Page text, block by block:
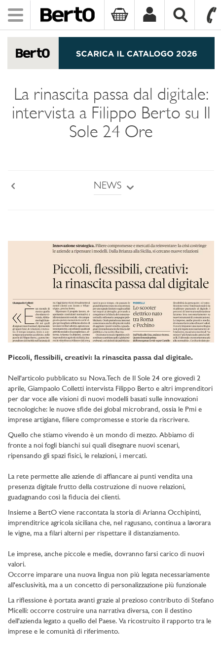
Toggle
navigation
La rinascita passa dal digitale:
intervista a Filippo Berto su Il
Sole 24 Ore
NEWS
Piccoli, flessibili, creativi: la rinascita passa dal digitale.
Nell'articolo pubblicato su Nova.Tech de Il Sole 24 ore giovedì 2
aprile, Giampaolo Colletti intervista Filippo Berto e altri imprenditori
per dar voce alle visioni di nuovi modelli basati sulle innovazioni
tecnologiche: le nuove sfide dei global microbrand, ossia le Pmi e
imprese artigiane, filiere compromesse e storie da riscrivere.
Quello che stiamo vivendo è un mondo di mezzo. Abbiamo di
fronte a noi fogli bianchi sui quali disegnare nuovi scenari,
ripensando gli spazi fisici, le relazioni, i mercati.
La rete permette alle aziende di affiancare ai punti vendita una
presenza digitale frutto della costruzione di nuove relazioni,
guadagnando così la fiducia dei clienti.
Insieme a BertO viene raccontata la storia di Arianna Occhipinti,
imprenditrice agricola siciliana che, nel ragusano, continua a lavorara
le vigne, ma a filari alterni per rispettare il distanziamento.
Le imprese, anche piccole e medie, dovranno farsi carico di nuovi
valori.
Occorre imparare una nuova lingua non più legata necessariamente
all'esclusività, ma a un concetto di personalizzazione più funzionale
La riflessione è portata avanti grazie al prezioso contributo di Stefano
Micelli: occorre costruire una narrativa diversa, con il destino
dell'azienda legato a quello del Paese. Va ricostruito il rapporto tra le
imprese e le comunità di riferimento.